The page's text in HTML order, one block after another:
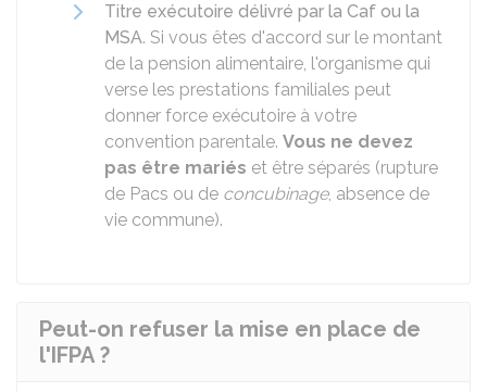
Titre exécutoire délivré par la Caf ou la
MSA. Si vous êtes d'accord sur le montant
de la pension alimentaire, l'organisme qui
verse les prestations familiales peut
donner force exécutoire à votre
convention parentale. Vous ne devez
pas être mariés et être séparés (rupture
de Pacs ou de concubinage, absence de
vie commune).
Peut-on refuser la mise en place de
l'IFPA ?